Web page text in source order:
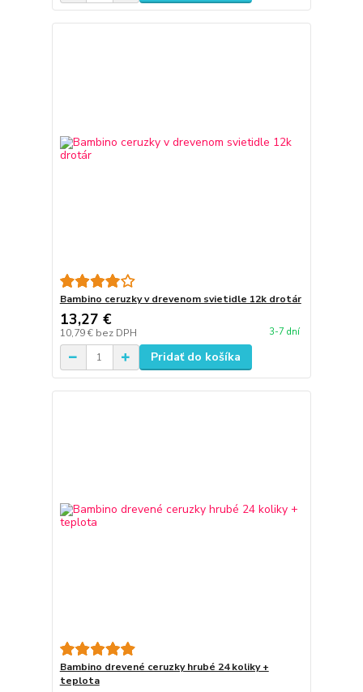
Bambino ceruzky v drevenom svietidle 12k drotár
13,27 €
10,79 € bez DPH 3-7 dní
Pridať do košíka
Bambino drevené ceruzky hrubé 24 koliky +
teplota